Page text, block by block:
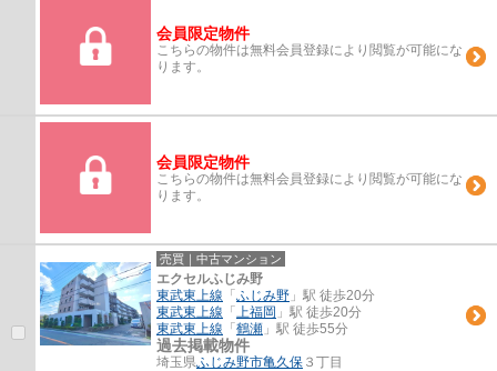
会員限定物件
こちらの物件は無料会員登録により閲覧が可能にな
ります。
会員限定物件
こちらの物件は無料会員登録により閲覧が可能にな
ります。
売買｜中古マンション
エクセルふじみ野
東武東上線 「 ふじみ野 」駅 徒歩20分
東武東上線 「 上福岡 」駅 徒歩20分
東武東上線 「 鶴瀬 」駅 徒歩55分
過去掲載物件
埼玉県ふじみ野市亀久保 ３丁目